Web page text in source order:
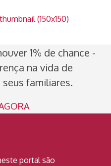
thumbnail (150x150)
1% de chance -
na vida de
familiares.
portal são